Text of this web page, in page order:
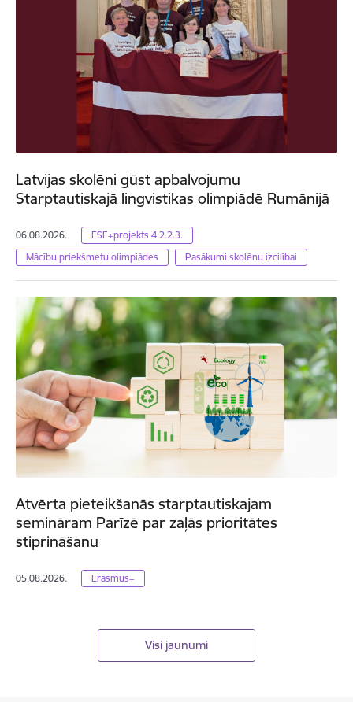
Latvijas skolēni gūst apbalvojumu
Starptautiskajā lingvistikas olimpiādē Rumānijā
06.08.2026.
ESF+projekts 4.2.2.3.
Mācību priekšmetu olimpiādes
Pasākumi skolēnu izcilībai
Atvērta pieteikšanās starptautiskajam
semināram Parīzē par zaļās prioritātes
stiprināšanu
05.08.2026. Erasmus+
Visi jaunumi